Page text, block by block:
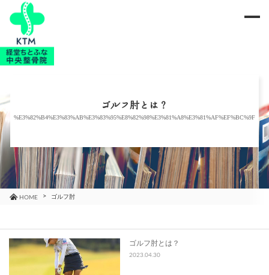
ゴルフ肘とは？
%E3%82%B4%E3%83%AB%E3%83%95%E8%82%98%E3%81%A8%E3%81%AF%EF%BC%9F
HOME ゴルフ肘
ゴルフ肘とは？
2023.04.30
当院のご紹介
お知らせ
ブログ
コラム
アクセス